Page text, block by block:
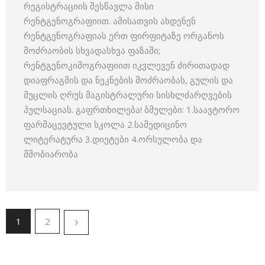
რეგისტრაციის შესწავლა მისი
რენტგენოგრაფიით. ამისათვის ახდენენ
რენტგენოგრაფიას ერთ ფირფიტაზე ორგანოს
მოძრაობის სხვადასხვა ფაზაში;
რენტგენოკიმოგრაფიით იკვლევენ ძირითადად
დიაფრაგმის და ნეკნების მოძრაობას, გულის და
მუცლის ღრუს მაგისტრალური სისხლძარღვების
პულსაციას. გაფრთხილება! ბმულები: 1.საავტორო
ფარმაცევტული სკოლა 2.სამედიცინო
ლიტერატურა 3.დიეტები 4.ორსულობა და
მშობიარობა
1 2